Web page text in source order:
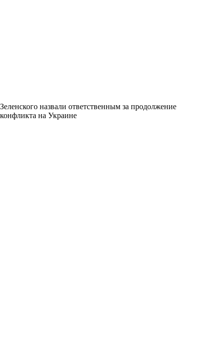
Зеленского назвали ответственным за продолжение
конфликта на Украине